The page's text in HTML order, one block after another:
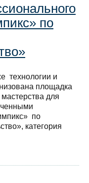
по
технологии и
площадка
для
по
категория